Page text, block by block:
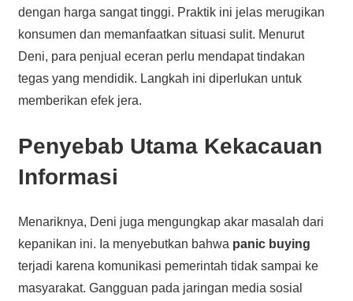
dengan harga sangat tinggi. Praktik ini jelas merugikan
konsumen dan memanfaatkan situasi sulit. Menurut
Deni, para penjual eceran perlu mendapat tindakan
tegas yang mendidik. Langkah ini diperlukan untuk
memberikan efek jera.
Penyebab Utama Kekacauan
Informasi
Menariknya, Deni juga mengungkap akar masalah dari
kepanikan ini. Ia menyebutkan bahwa panic buying
terjadi karena komunikasi pemerintah tidak sampai ke
masyarakat. Gangguan pada jaringan media sosial